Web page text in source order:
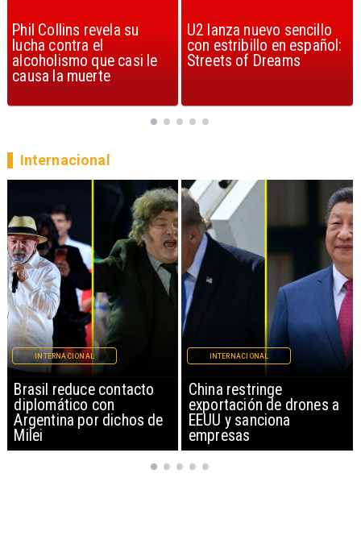
U2 lanza nuevo sencillo
con estribillo en español:
Streets of Dreams
“Africa” de Toto es
considerada la mejor
canción, según la ciencia
China restringe
exportación de drones a
EEUU y sanciona
empresas
INTERNACIONAL
Papa León XIV anuncia
gira por Sudamérica
INTERNACIONAL
Internacional